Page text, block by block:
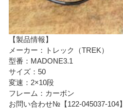
【製品情報】
メーカー：トレック（TREK）
型番：MADONE3.1
サイズ：50
変速：2×10段
フレーム：カーボン
お問い合わせ№【122-045037-104】